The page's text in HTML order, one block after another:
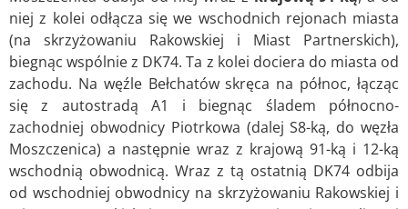
niej z kolei odłącza się we wschodnich rejonach miasta
(na skrzyżowaniu Rakowskiej i Miast Partnerskich),
biegnąc wspólnie z DK74. Ta z kolei dociera do miasta od
zachodu. Na węźle Bełchatów skręca na północ, łącząc
się z autostradą A1 i biegnąc śladem północno-
zachodniej obwodnicy Piotrkowa (dalej S8-ką, do węzła
Moszczenica) a następnie wraz z krajową 91-ką i 12-ką
wschodnią obwodnicą. Wraz z tą ostatnią DK74 odbija
od wschodniej obwodnicy na skrzyżowaniu Rakowskiej i